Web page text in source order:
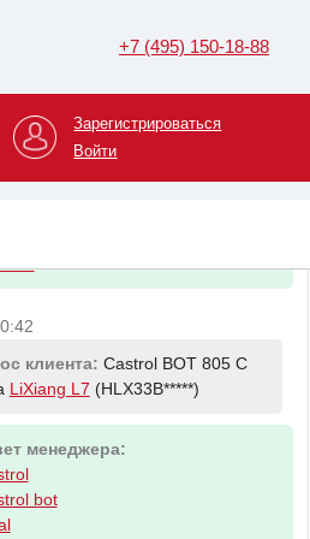
+7 (495) 150-18-88
Зарегистрироваться
Войти
менеджера:
клиента: Castrol BOT 805 C
LiXiang L7 (HLX33B*****)
менеджера:
bot